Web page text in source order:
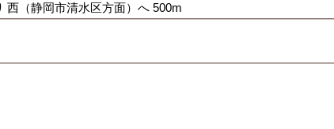
（静岡市清水区方面）へ 500m